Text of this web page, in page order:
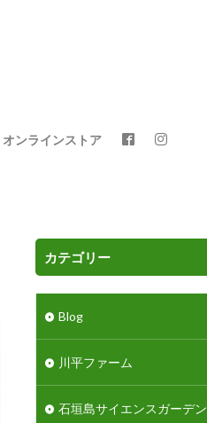
オンラインストア
カテゴリー
Blog
川平ファーム
石垣島サイエンスガーデン